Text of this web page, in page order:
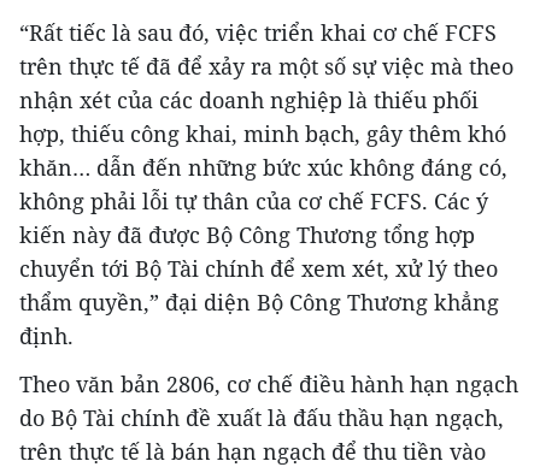
“Rất tiếc là sau đó, việc triển khai cơ chế FCFS
trên thực tế đã để xảy ra một số sự việc mà theo
nhận xét của các doanh nghiệp là thiếu phối
hợp, thiếu công khai, minh bạch, gây thêm khó
khăn… dẫn đến những bức xúc không đáng có,
không phải lỗi tự thân của cơ chế FCFS. Các ý
kiến này đã được Bộ Công Thương tổng hợp
chuyển tới Bộ Tài chính để xem xét, xử lý theo
thẩm quyền,” đại diện Bộ Công Thương khẳng
định.
Theo văn bản 2806, cơ chế điều hành hạn ngạch
do Bộ Tài chính đề xuất là đấu thầu hạn ngạch,
trên thực tế là bán hạn ngạch để thu tiền vào